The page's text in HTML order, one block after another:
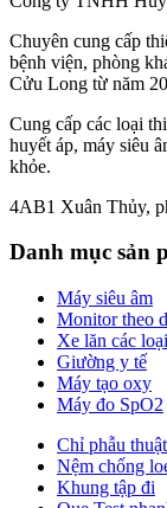
Chuyên cung cấp
bệnh viện, phòng
Cửu Long từ năm
Cung cấp các loại
huyết áp, máy siêu
khỏe.
4AB1 Xuân Thủy,
Danh mục sản
Máy siêu âm
Monitor theo
Xe lăn các loại
Giường y tế
Máy tạo oxy
Máy đo SpO2
Chỉ phẫu thuật
Nệm chống
Khung tập đi